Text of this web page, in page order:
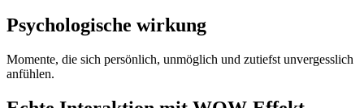
Psychologische wirkung
Momente, die sich persönlich, unmöglich und zutiefst unvergesslich
anfühlen.